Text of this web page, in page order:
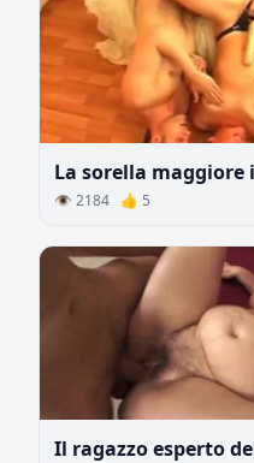
👁 2184 👍 5